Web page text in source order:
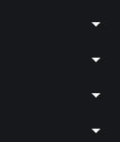
arrow_drop_down
arrow_drop_down
arrow_drop_down
arrow_drop_down